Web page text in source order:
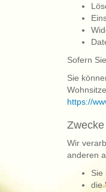
Sofern
Sie
https://
Wir
anderen
Sie
die